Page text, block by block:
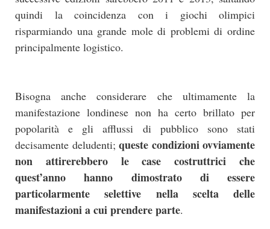
quindi la coincidenza con i giochi olimpici
risparmiando una grande mole di problemi di ordine
principalmente logistico.
Bisogna anche considerare che ultimamente la
manifestazione londinese non ha certo brillato per
popolarità e gli afflussi di pubblico sono stati
decisamente deludenti; queste condizioni ovviamente
non attirerebbero le case costruttrici che
quest’anno hanno dimostrato di essere
particolarmente selettive nella scelta delle
manifestazioni a cui prendere parte.